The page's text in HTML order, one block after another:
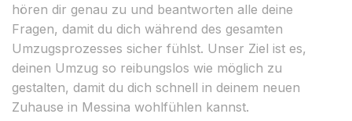
hören dir genau zu und beantworten alle deine
Fragen, damit du dich während des gesamten
Umzugsprozesses sicher fühlst. Unser Ziel ist es,
deinen Umzug so reibungslos wie möglich zu
gestalten, damit du dich schnell in deinem neuen
Zuhause in Messina wohlfühlen kannst.